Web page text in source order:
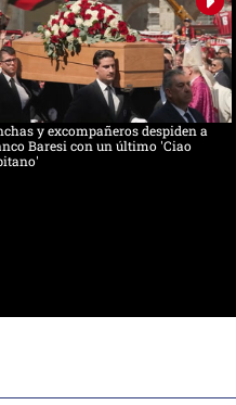
y excompañeros despiden a
Baresi con un último 'Ciao